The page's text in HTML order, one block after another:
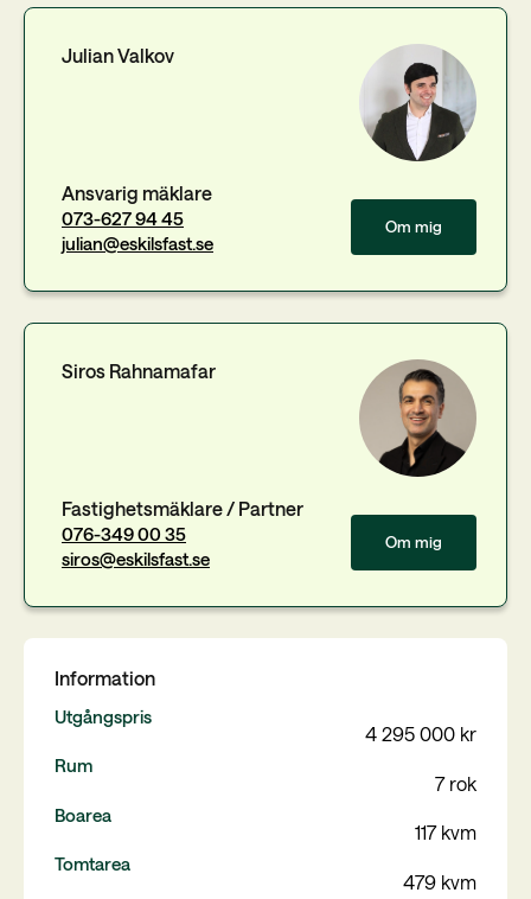
Om mig
Julian Valkov
Ansvarig mäklare
073-627 94 45
julian@eskilsfast.se
Om mig
Siros Rahnamafar
Fastighetsmäklare / Partner
076-349 00 35
siros@eskilsfast.se
Information
Utgångspris
4 295 000 kr
Rum
7 rok
Boarea
117 kvm
Tomtarea
479 kvm